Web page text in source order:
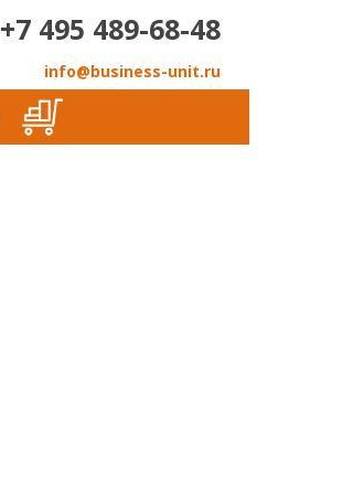
+7 495 489-68-48
info@business-unit.ru